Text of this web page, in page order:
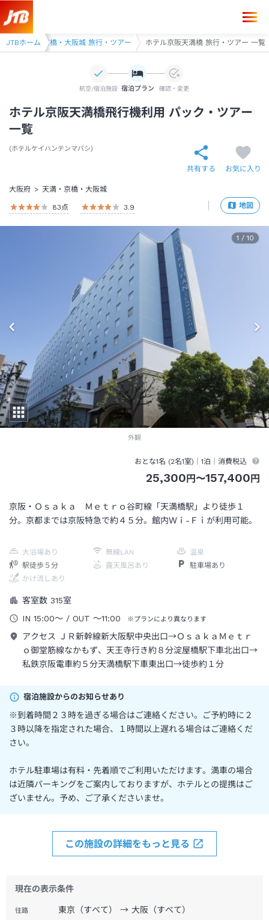
JTBホーム
天満・京橋・大阪城 旅行・ツアー ホテル京阪天満橋 旅行・ツアー 一覧
航空/宿泊施設 宿泊プラン 確認・変更
ホテル京阪天満橋飛行機利用 パック・ツアー
一覧
ホテルケイハンテンマバシ
共有する お気に入り
大阪府
天満・京橋・大阪城
地図
83点 3.9
1 / 10
外観
京阪・Ｏｓａｋａ Ｍｅｔｒｏ谷町線「天満橋駅」より徒歩１
分。京都までは京阪特急で約４５分。館内Ｗｉ-Ｆｉが利用可能。
大浴場あり 無線LAN
温泉
駅徒歩５分
露天風呂あり
駐車場あり
かけ流しあり
客室数 315室
IN 15:00～ / OUT ～11:00 ※プランにより異なります
アクセス
ＪＲ新幹線新大阪駅中央出口→ＯｓａｋａＭｅｔｒ
ｏ御堂筋線なかもず、天王寺行き約８分淀屋橋駅下車北出口→
私鉄京阪電車約５分天満橋駅下車東出口→徒歩約１分
おとな1名 (2名1室)｜1泊 ｜消費税込
25,300円〜157,400円
この施設の詳細をもっと見る
宿泊施設からのお知らせあり
※到着時間２３時を過ぎる場合はご連絡ください。ご予約時に２
３時以降を指定された場合、１時間以上遅れる場合はご連絡くだ
さい。
ホテル駐車場は有料・先着順でご利用いただけます。満車の場合
は近隣パーキングをご案内しておりますが、ホテルとの提携はご
ざいません。予め、ご了承くださいませ。
現在の表示条件
往路 東京（すべて） → 大阪（すべて）